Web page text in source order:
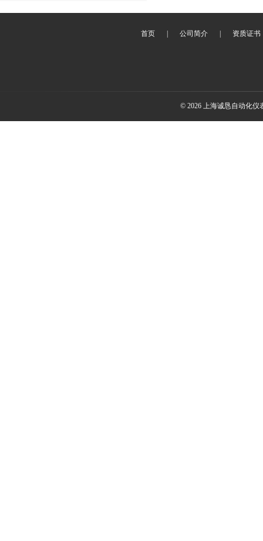
首页 公司简介 资质证书
© 2026 上海诚恳自动化仪